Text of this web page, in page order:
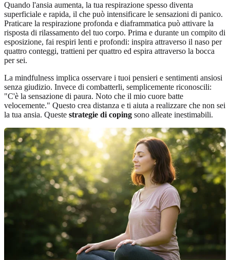
Quando l'ansia aumenta, la tua respirazione spesso diventa
superficiale e rapida, il che può intensificare le sensazioni di panico.
Praticare la respirazione profonda e diaframmatica può attivare la
risposta di rilassamento del tuo corpo. Prima e durante un compito di
esposizione, fai respiri lenti e profondi: inspira attraverso il naso per
quattro conteggi, trattieni per quattro ed espira attraverso la bocca
per sei.
La mindfulness implica osservare i tuoi pensieri e sentimenti ansiosi
senza giudizio. Invece di combatterli, semplicemente riconoscili:
"C'è la sensazione di paura. Noto che il mio cuore batte
velocemente." Questo crea distanza e ti aiuta a realizzare che non sei
la tua ansia. Queste strategie di coping sono alleate inestimabili.